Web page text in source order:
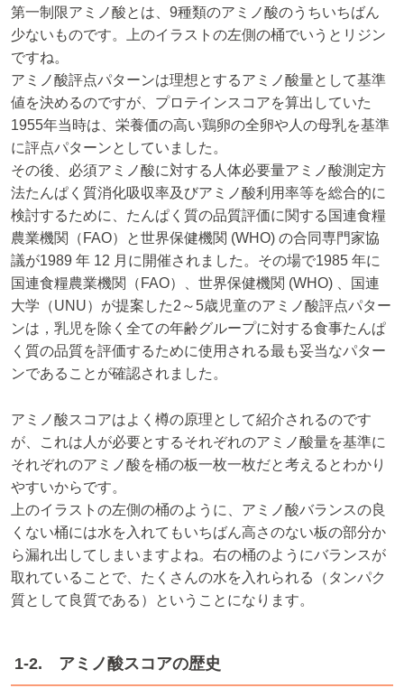
第一制限アミノ酸とは、9種類のアミノ酸のうちいちばん
少ないものです。上のイラストの左側の桶でいうとリジン
ですね。
アミノ酸評点パターンは理想とするアミノ酸量として基準
値を決めるのですが、プロテインスコアを算出していた
1955年当時は、栄養価の高い鶏卵の全卵や人の母乳を基準
に評点パターンとしていました。
その後、必須アミノ酸に対する人体必要量アミノ酸測定方
法たんぱく質消化吸収率及びアミノ酸利用率等を総合的に
検討するために、たんぱく質の品質評価に関する国連食糧
農業機関（FAO）と世界保健機関 (WHO) の合同専門家協
議が1989 年 12 月に開催されました。その場で1985 年に
国連食糧農業機関（FAO）、世界保健機関 (WHO) 、国連
大学（UNU）が提案した2～5歳児童のアミノ酸評点パター
ンは，乳児を除く全ての年齢グループに対する食事たんぱ
く質の品質を評価するために使用される最も妥当なパター
ンであることが確認されました。
アミノ酸スコアはよく樽の原理として紹介されるのです
が、これは人が必要とするそれぞれのアミノ酸量を基準に
それぞれのアミノ酸を桶の板一枚一枚だと考えるとわかり
やすいからです。
上のイラストの左側の桶のように、アミノ酸バランスの良
くない桶には水を入れてもいちばん高さのない板の部分か
ら漏れ出してしまいますよね。右の桶のようにバランスが
取れていることで、たくさんの水を入れられる（タンパク
質として良質である）ということになります。
1-2. アミノ酸スコアの歴史